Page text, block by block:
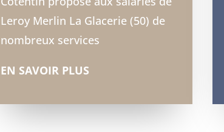
Leroy Merlin La Glacerie (50) de
nombreux services
EN SAVOIR PLUS